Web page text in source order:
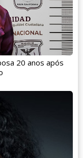
20 anos após